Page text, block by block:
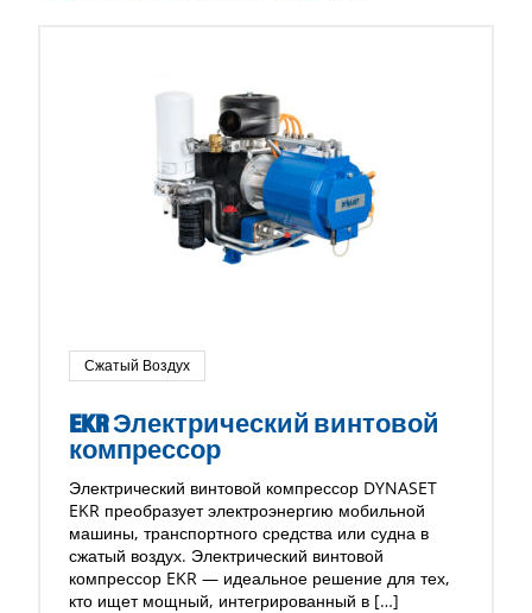
Сжатый Воздух
EKR Электрический винтовой
компрессор
Электрический винтовой компрессор DYNASET
EKR преобразует электроэнергию мобильной
машины, транспортного средства или судна в
сжатый воздух. Электрический винтовой
компрессор EKR — идеальное решение для тех,
кто ищет мощный, интегрированный в […]